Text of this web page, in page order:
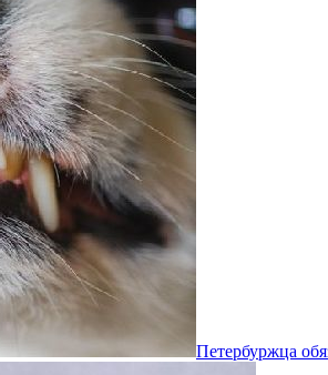
Петербуржца